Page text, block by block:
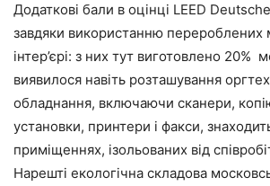
Додаткові бали в оцінці LEED
завдяки використанню перероблених
інтер’єрі: з них тут виготовлено 20%
виявилося навіть розташування
обладнання, включаючи сканери,
установки, принтери і факси,
приміщеннях, ізольованих від
Нарешті екологічна складова